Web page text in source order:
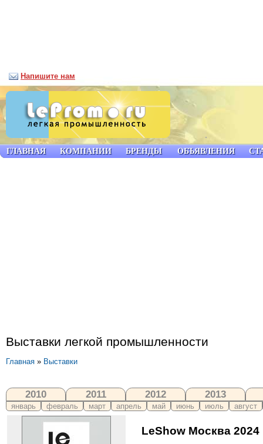
Выставки легкой промышленности
Главная » Выставки
2010 2011 2012 2013
январь февраль март апрель май июнь июль август
LeShow Москва 2024
ГЛАВНАЯ КОМПАНИИ БРЕНДЫ ОБЪЯВЛЕНИЯ
Напишите нам